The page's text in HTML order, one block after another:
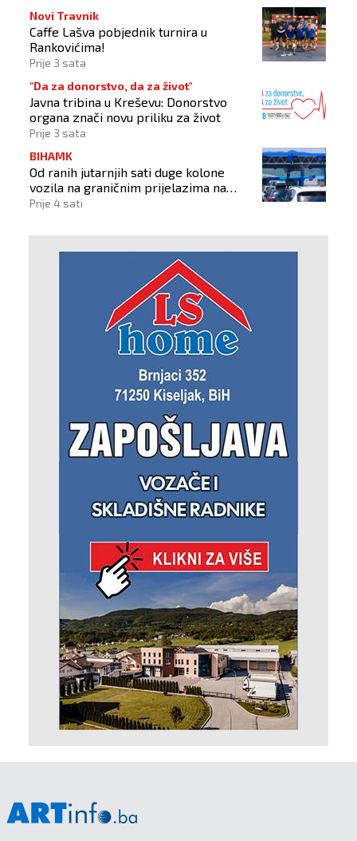
Novi Travnik
Caffe Lašva pobjednik turnira u
Rankovićima!
Prije 3 sata
"Da za donorstvo, da za život"
Javna tribina u Kreševu: Donorstvo
organa znači novu priliku za život
Prije 3 sata
BIHAMK
Od ranih jutarnjih sati duge kolone
vozila na graničnim prijelazima na
izlazu iz BiH
Prije 4 sati